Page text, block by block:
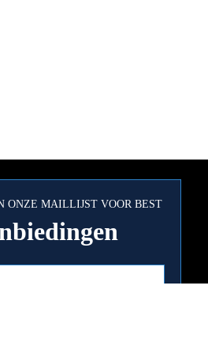
ONZE MAILLIJST VOOR BEST